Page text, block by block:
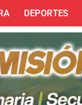
DEPORTES